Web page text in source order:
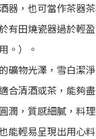
器，也可當作茶器
有田燒瓷器過於輕
。）。
礦物光澤，雪白潔
合清酒或茶，能夠
潤，質感細膩，料
能輕易呈現出用心